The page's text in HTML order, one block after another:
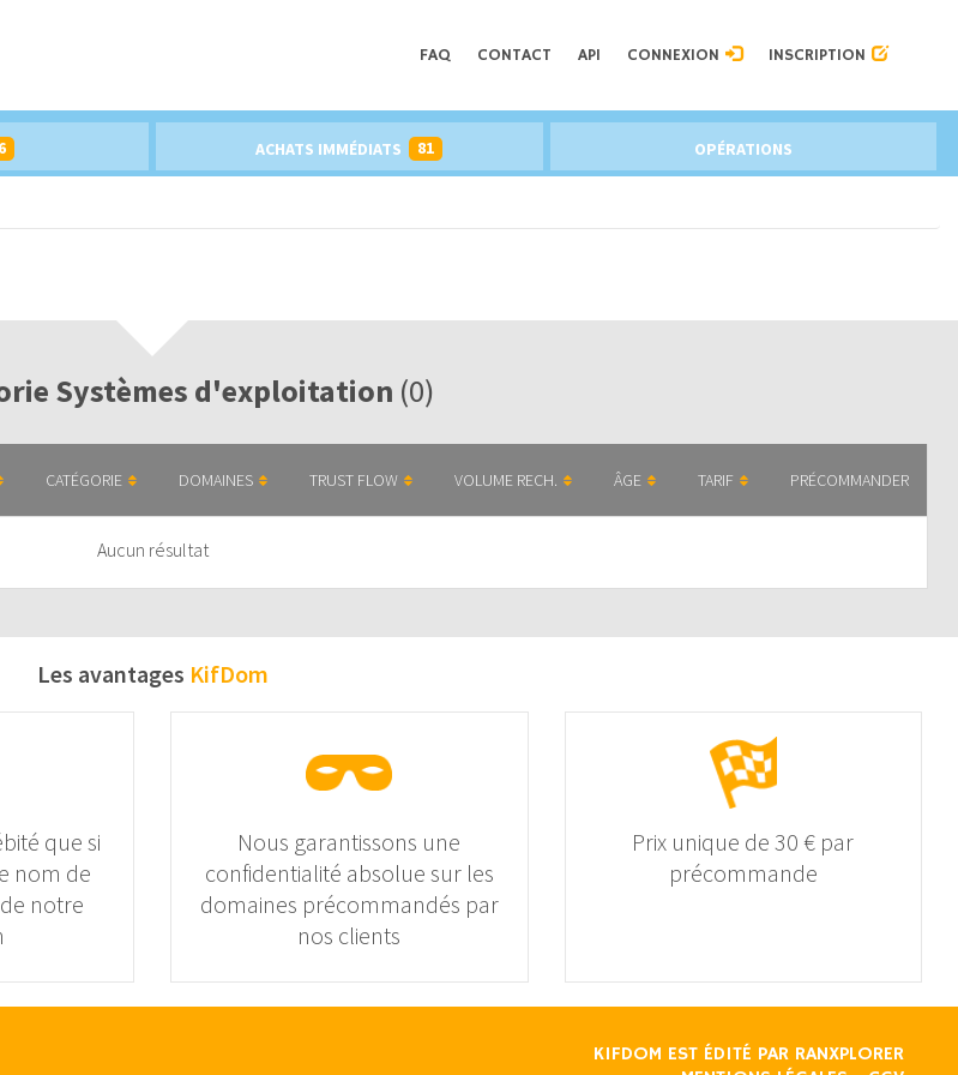
FAQ CONTACT API CONNEXION INSCRIPTION
ACHATS IMMÉDIATS 81 OPÉRATIONS
Systèmes d'exploitation (0)
CATÉGORIE DOMAINES TRUST FLOW VOLUME RECH. ÂGE TARIF PRÉCOMMANDER
Aucun résultat
Les avantages KifDom
que si
nom de
notre
Nous garantissons une
confidentialité absolue sur les
domaines précommandés par
nos clients
Prix unique de 30 € par
précommande
KIFDOM EST ÉDITÉ PAR RANXPLORER